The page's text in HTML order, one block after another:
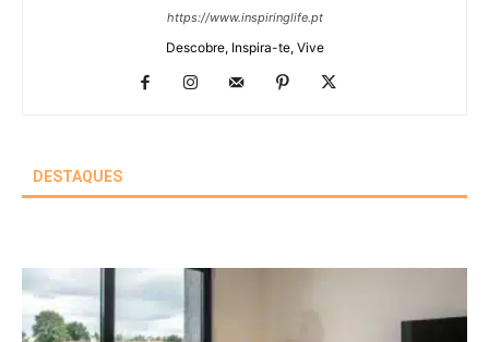
https://www.inspiringlife.pt
Descobre, Inspira-te, Vive
DESTAQUES